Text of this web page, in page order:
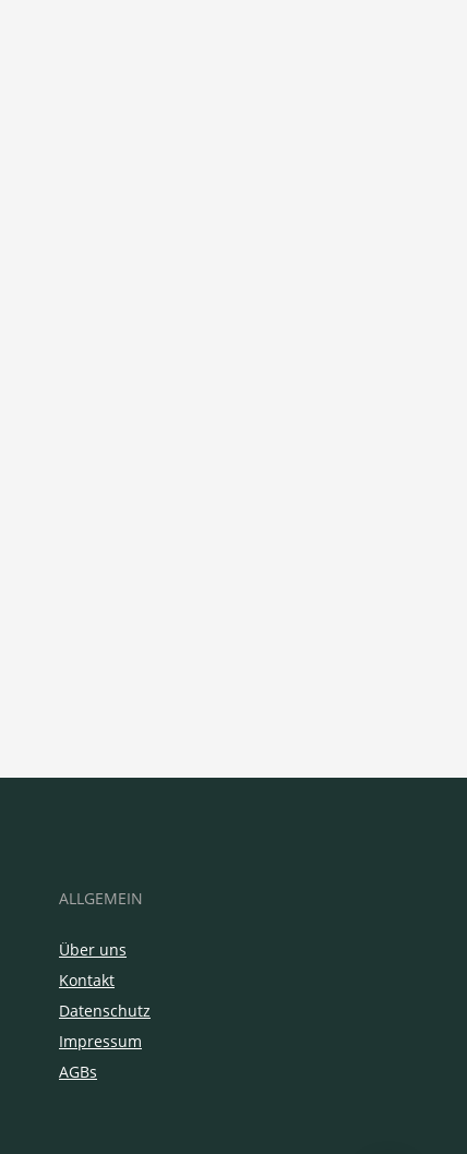
ALLGEMEIN
Über uns
Kontakt
Datenschutz
Impressum
AGBs